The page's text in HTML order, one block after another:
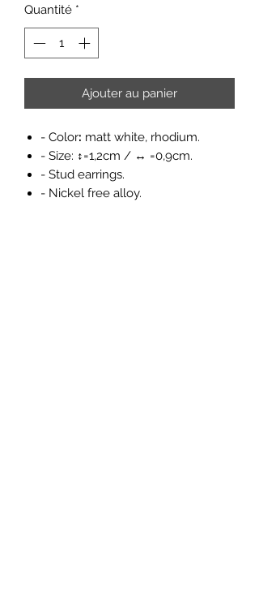
Quantité *
Ajouter au panier
- Color: matt white, rhodium.
- Size: ↕=1,2cm / ↔ =0,9cm.
- Stud earrings.
- Nickel free alloy.